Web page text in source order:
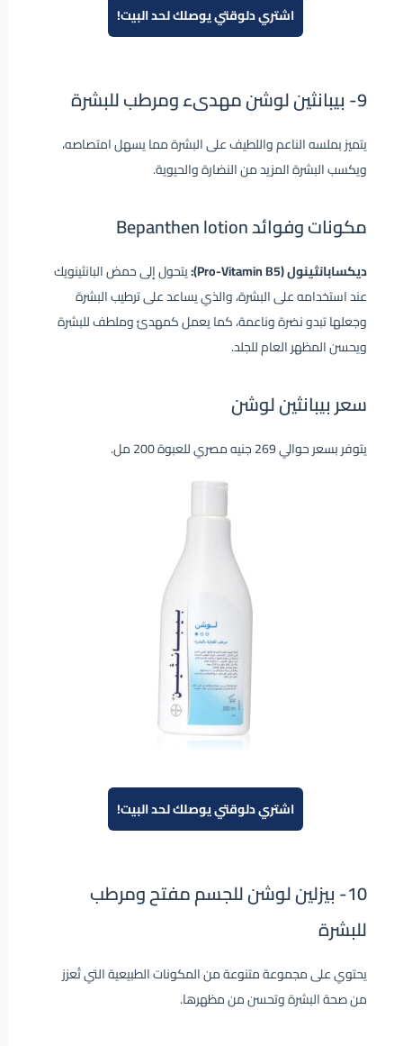
اشتري دلوقتي يوصلك لحد البيت!
9- بيبانثين لوشن مهدىء ومرطب للبشرة
يتميز بملسه الناعم واللطيف على البشرة مما يسهل امتصاصه،
ويكسب البشرة المزيد من النضارة والحيوية.
مكونات وفوائد Bepanthen lotion
ديكسابانثينول (Pro-Vitamin B5):
يتحول إلى حمض البانثينويك
عند استخدامه على البشرة، والذي يساعد على ترطيب البشرة
وجعلها تبدو نضرة وناعمة، كما يعمل كمهدئ وملطف للبشرة
ويحسن المظهر العام للجلد.
سعر بيبانثين لوشن
يتوفر بسعر حوالي 269 جنيه مصري للعبوة 200 مل.
اشتري دلوقتي يوصلك لحد البيت!
10- بيزلين لوشن للجسم مفتح ومرطب
للبشرة
يحتوي على مجموعة متنوعة من المكونات الطبيعية التي تُعزز
من صحة البشرة وتحسن من مظهرها.